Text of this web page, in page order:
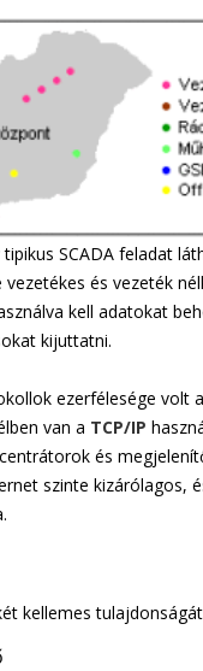
SCADA feladat
és vezeték
kell adatokat
kijuttatni.
ezerfélesége volt
van a TCP/IP
és
szinte kizárólagos,
kellemes